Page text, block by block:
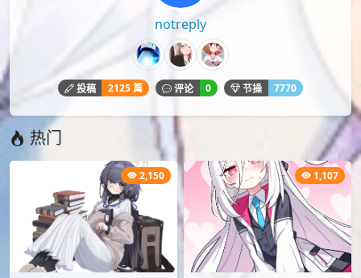
notreply
投稿 2125 篇 评论 0 节操 7770
热门
2,150 1,107